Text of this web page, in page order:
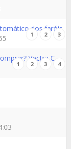
dos faróis
1 2 3
Vectra C
1 2 3 4